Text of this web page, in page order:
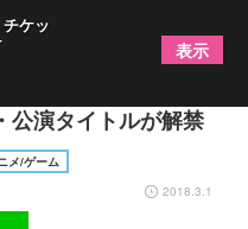
ミュージカル『薄桜
公演タイトルが解禁
メ/ゲーム
2018.3.1
ケッ
表示